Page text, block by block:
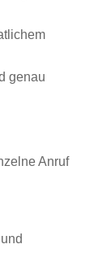
genau
Anruf